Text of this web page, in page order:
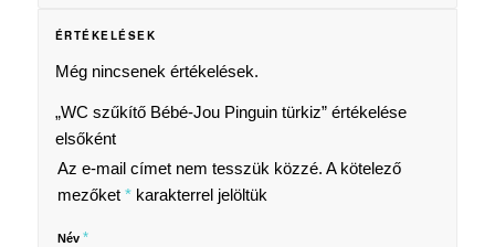
ÉRTÉKELÉSEK
Még nincsenek értékelések.
„WC szűkítő Bébé-Jou Pinguin türkiz” értékelése
elsőként
Az e-mail címet nem tesszük közzé. A kötelező
mezőket *karakterrel jelöltük
Név *